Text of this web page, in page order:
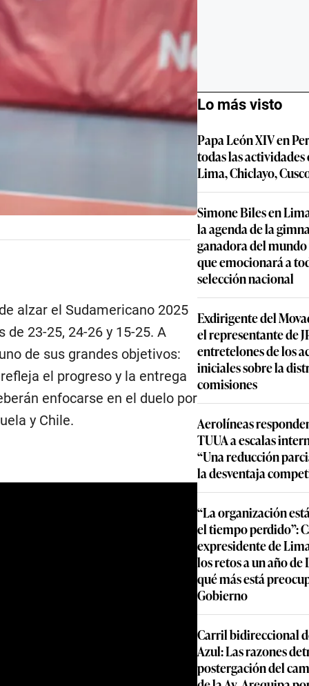
alzar el Sudamericano 2025
23-25, 24-26 y 15-25. A
de sus grandes objetivos:
el progreso y la entrega
enfocarse en el duelo por
y Chile.
Lo más visto
Papa León XIV en
todas las
Lima, Chiclayo,
Simone Biles en
la agenda de la
ganadora del
que emocionará a
selección nacional
Exdirigente del
el representante de
entretelones de los
iniciales sobre la
comisiones
Aerolíneas
TUUA a escalas
“Una reducción
la desventaja
“La organización
el tiempo perdido”:
expresidente de
los retos a un año de
qué más está
Gobierno
Carril bidireccional
Azul: Las razones
postergación del